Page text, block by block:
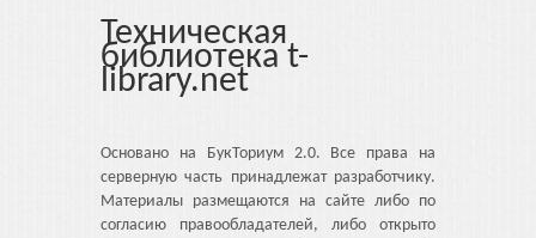
Техническая
библиотека t-
library.net
Основано на БукТориум 2.0. Все права на
серверную часть принадлежат разработчику.
Материалы размещаются на сайте либо по
согласию правообладателей, либо открыто